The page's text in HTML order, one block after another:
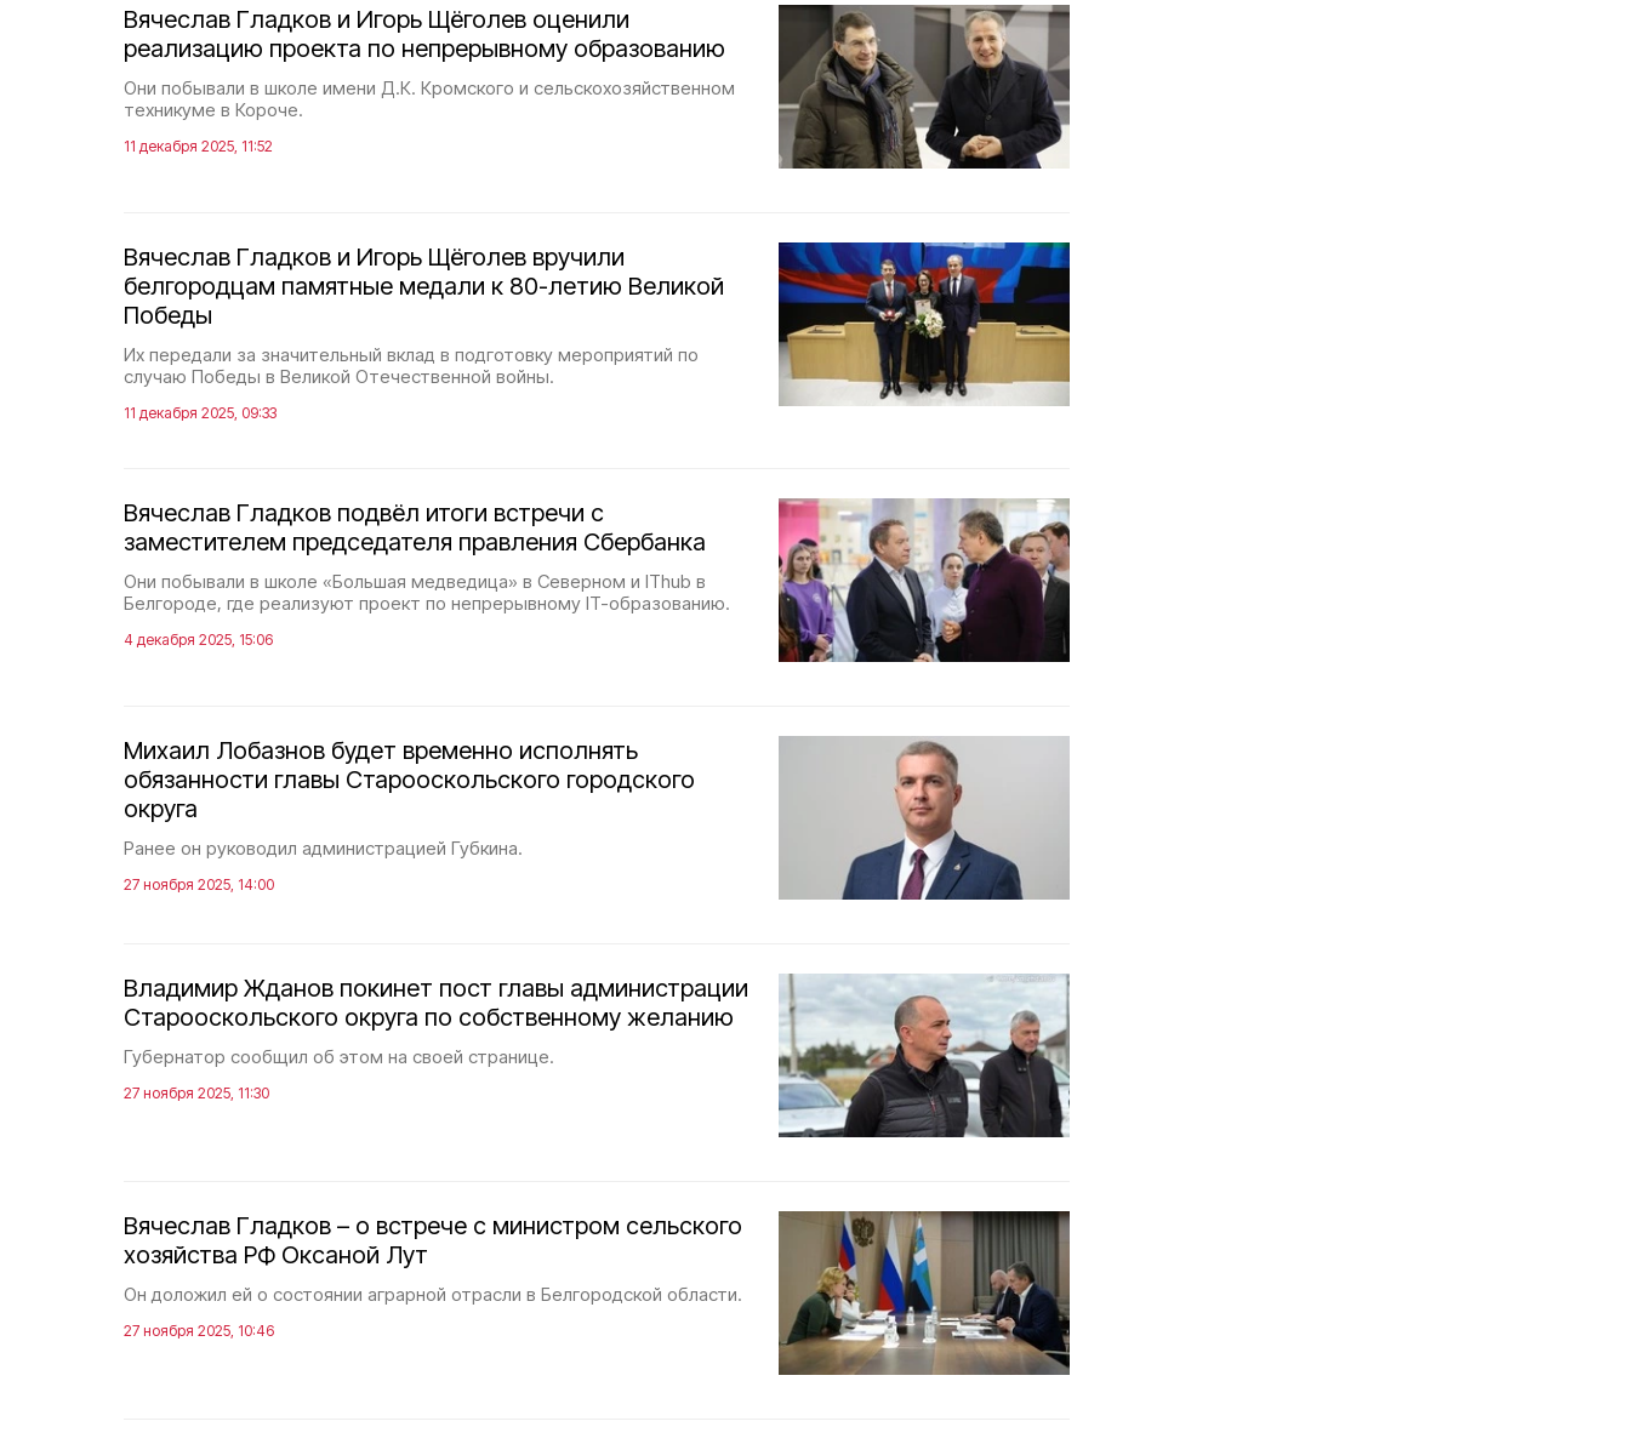
Вячеслав Гладков и Игорь Щёголев оценили
реализацию проекта по непрерывному образованию
Они побывали в школе имени Д.К. Кромского и сельскохозяйственном
техникуме в Короче.
11 декабря 2025, 11:52
Вячеслав Гладков и Игорь Щёголев вручили
белгородцам памятные медали к 80-летию Великой
Победы
Их передали за значительный вклад в подготовку мероприятий по
случаю Победы в Великой Отечественной войны.
11 декабря 2025, 09:33
Вячеслав Гладков подвёл итоги встречи с
заместителем председателя правления Сбербанка
Они побывали в школе «Большая медведица» в Северном и IThub в
Белгороде, где реализуют проект по непрерывному IT-образованию.
4 декабря 2025, 15:06
Михаил Лобазнов будет временно исполнять
обязанности главы Старооскольского городского
округа
Ранее он руководил администрацией Губкина.
27 ноября 2025, 14:00
Владимир Жданов покинет пост главы администрации
Старооскольского округа по собственному желанию
Губернатор сообщил об этом на своей странице.
27 ноября 2025, 11:30
Вячеслав Гладков – о встрече с министром сельского
хозяйства РФ Оксаной Лут
Он доложил ей о состоянии аграрной отрасли в Белгородской области.
27 ноября 2025, 10:46